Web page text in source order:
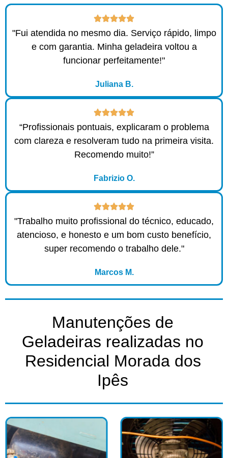
"Fui atendida no mesmo dia. Serviço rápido, limpo
e com garantia. Minha geladeira voltou a
funcionar perfeitamente!"
Juliana B.
“Profissionais pontuais, explicaram o problema
com clareza e resolveram tudo na primeira visita.
Recomendo muito!”
Fabrizio O.
"Trabalho muito profissional do técnico, educado,
atencioso, e honesto e um bom custo benefício,
super recomendo o trabalho dele."
Marcos M.
Manutenções de
Geladeiras realizadas no
Residencial Morada dos
Ipês​